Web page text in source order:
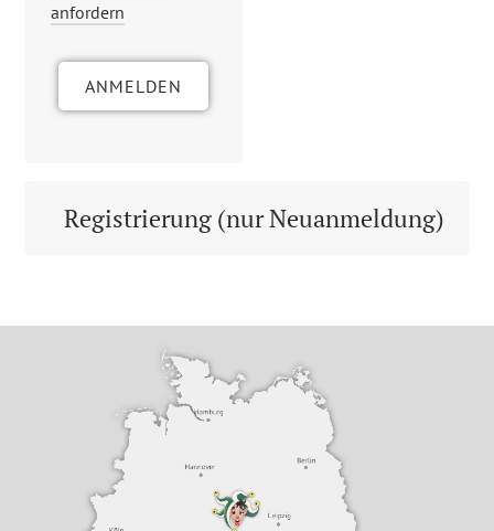
anfordern
ANMELDEN
Registrierung (nur Neuanmeldung)